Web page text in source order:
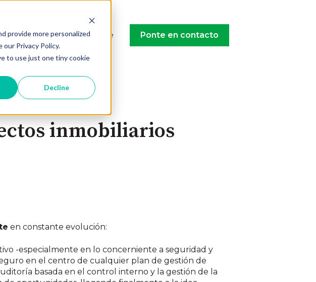
provide more personalized
Privacy Policy.
to use just one tiny cookie
Decline
Inversión Regístrate Ponte en contacto
inmobiliarios
en constante evolución:
-especialmente en lo concerniente a seguridad y
en el centro de cualquier plan de gestión de
basada en el control interno y la gestión de la